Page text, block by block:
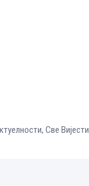
, Све Вијести